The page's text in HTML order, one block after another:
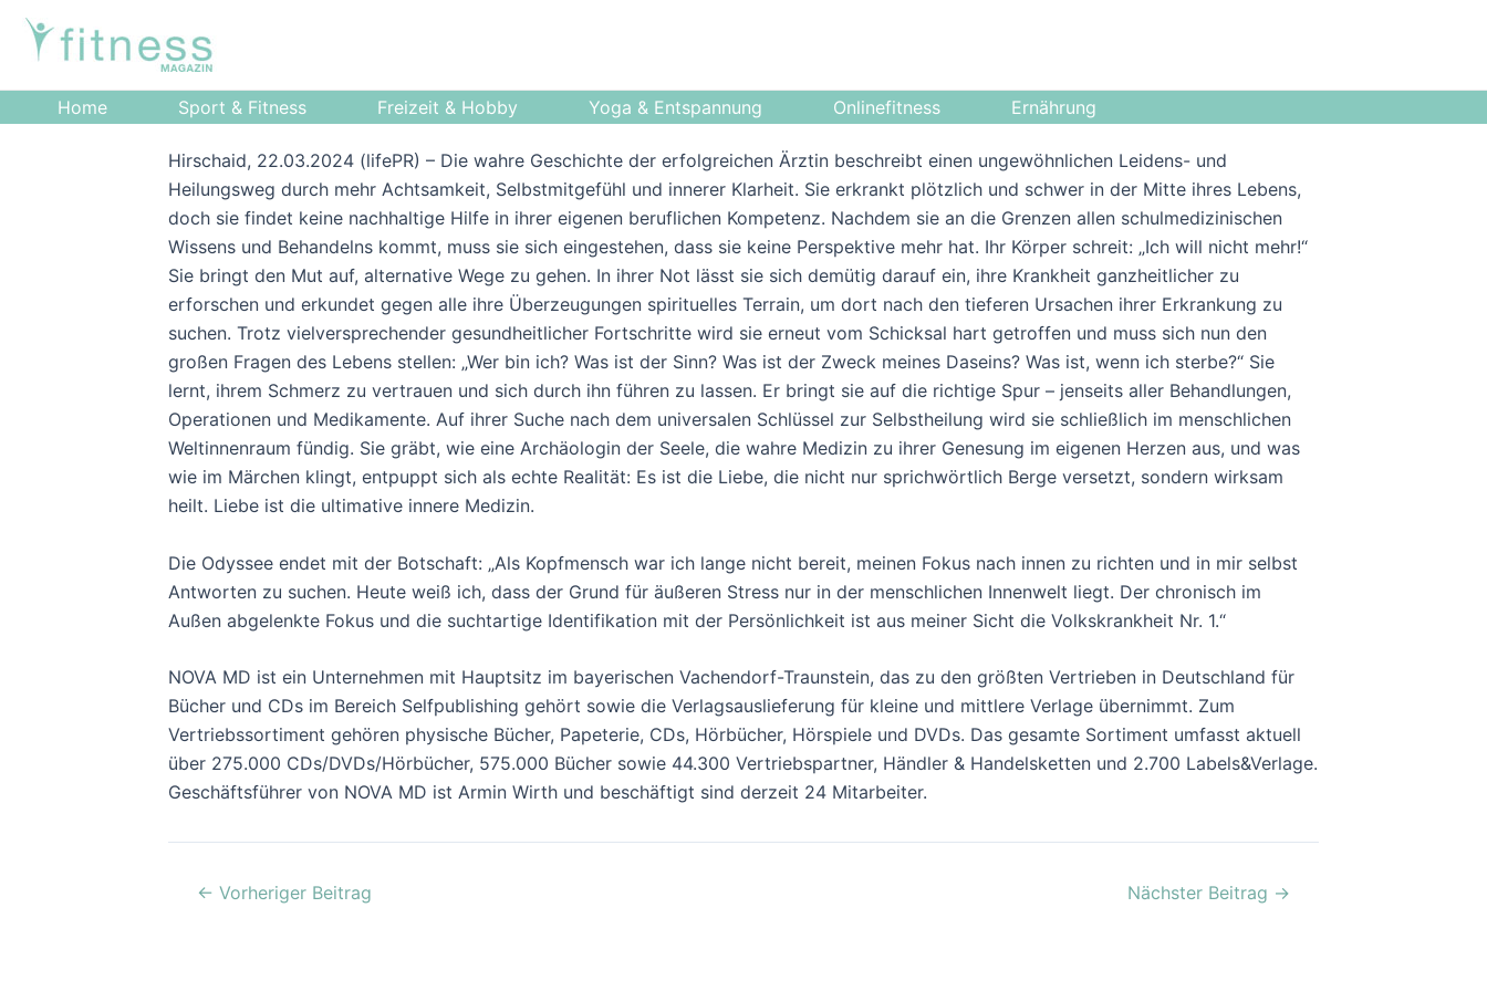
Zum
Inhalt
Home
Sport & Fitness Freizeit & Hobby Yoga & Entspannung Onlinefitness Ernährung
Hirschaid, 22.03.2024 (lifePR) – Die wahre Geschichte der erfolgreichen Ärztin beschreibt einen ungewöhnlichen Leidens- und
Heilungsweg durch mehr Achtsamkeit, Selbstmitgefühl und innerer Klarheit. Sie erkrankt plötzlich und schwer in der Mitte ihres Lebens,
doch sie findet keine nachhaltige Hilfe in ihrer eigenen beruflichen Kompetenz. Nachdem sie an die Grenzen allen schulmedizinischen
Wissens und Behandelns kommt, muss sie sich eingestehen, dass sie keine Perspektive mehr hat. Ihr Körper schreit: „Ich will nicht mehr!“
Sie bringt den Mut auf, alternative Wege zu gehen. In ihrer Not lässt sie sich demütig darauf ein, ihre Krankheit ganzheitlicher zu
erforschen und erkundet gegen alle ihre Überzeugungen spirituelles Terrain, um dort nach den tieferen Ursachen ihrer Erkrankung zu
suchen. Trotz vielversprechender gesundheitlicher Fortschritte wird sie erneut vom Schicksal hart getroffen und muss sich nun den
großen Fragen des Lebens stellen: „Wer bin ich? Was ist der Sinn? Was ist der Zweck meines Daseins? Was ist, wenn ich sterbe?“ Sie
lernt, ihrem Schmerz zu vertrauen und sich durch ihn führen zu lassen. Er bringt sie auf die richtige Spur – jenseits aller Behandlungen,
Operationen und Medikamente. Auf ihrer Suche nach dem universalen Schlüssel zur Selbstheilung wird sie schließlich im menschlichen
Weltinnenraum fündig. Sie gräbt, wie eine Archäologin der Seele, die wahre Medizin zu ihrer Genesung im eigenen Herzen aus, und was
wie im Märchen klingt, entpuppt sich als echte Realität: Es ist die Liebe, die nicht nur sprichwörtlich Berge versetzt, sondern wirksam
heilt. Liebe ist die ultimative innere Medizin.
Die Odyssee endet mit der Botschaft: „Als Kopfmensch war ich lange nicht bereit, meinen Fokus nach innen zu richten und in mir selbst
Antworten zu suchen. Heute weiß ich, dass der Grund für äußeren Stress nur in der menschlichen Innenwelt liegt. Der chronisch im
Außen abgelenkte Fokus und die suchtartige Identifikation mit der Persönlichkeit ist aus meiner Sicht die Volkskrankheit Nr. 1.“
NOVA MD ist ein Unternehmen mit Hauptsitz im bayerischen Vachendorf-Traunstein, das zu den größten Vertrieben in Deutschland für
Bücher und CDs im Bereich Selfpublishing gehört sowie die Verlagsauslieferung für kleine und mittlere Verlage übernimmt. Zum
Vertriebssortiment gehören physische Bücher, Papeterie, CDs, Hörbücher, Hörspiele und DVDs. Das gesamte Sortiment umfasst aktuell
über 275.000 CDs/DVDs/Hörbücher, 575.000 Bücher sowie 44.300 Vertriebspartner, Händler & Handelsketten und 2.700 Labels&Verlage.
Geschäftsführer von NOVA MD ist Armin Wirth und beschäftigt sind derzeit 24 Mitarbeiter.
navigation
← Vorheriger Beitrag Nächster Beitrag →